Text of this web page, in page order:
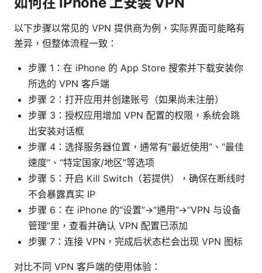
以下步骤以常见的 VPN 提供商为例，实际界面可能略有
差异，但整体流程一致：
步骤 1：在 iPhone 的 App Store 搜索并下载安装你
所选的 VPN 客户端
步骤 2：打开应用并创建账号（如果尚未注册）
步骤 3：授权应用增加 VPN 配置的权限，系统会跳
出安装对话框
步骤 4：选择服务器位置，通常有“最近使用”、“最佳
速度”、“特定国家/地区”等选项
步骤 5：开启 Kill Switch（若提供），确保在断线时
不会暴露真实 IP
步骤 6：在 iPhone 的“设置”→“通用”→“VPN 与设备
管理”里，查看并确认 VPN 配置已添加
步骤 7：连接 VPN，完成后状态栏会出现 VPN 图标
对比不同 VPN 客户端的使用体验：